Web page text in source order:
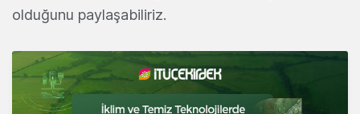
olduğunu paylaşabiliriz.